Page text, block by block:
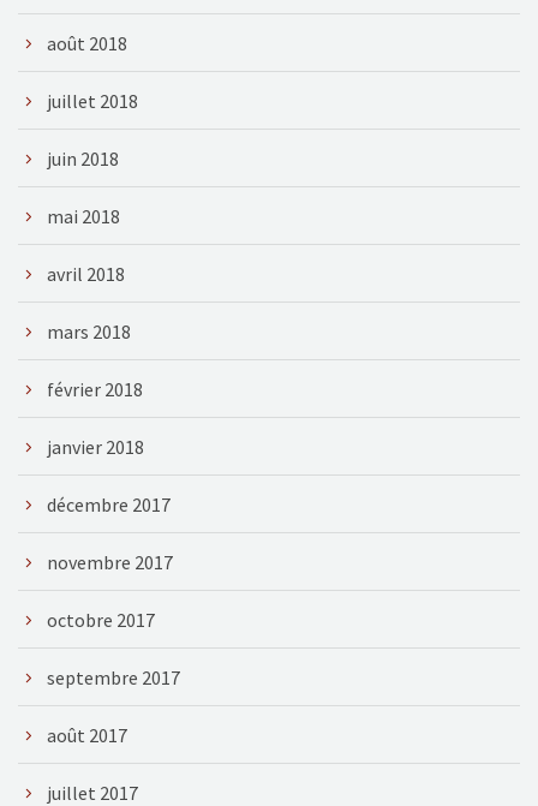
août 2018
juillet 2018
juin 2018
mai 2018
avril 2018
mars 2018
février 2018
janvier 2018
décembre 2017
novembre 2017
octobre 2017
septembre 2017
août 2017
juillet 2017